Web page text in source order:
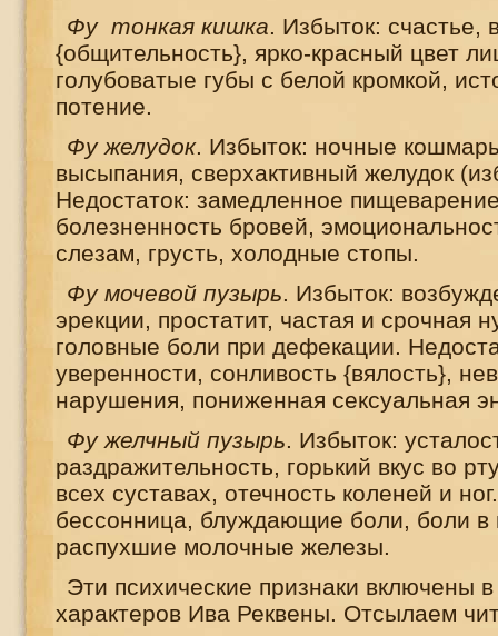
Фу тонкая кишка. Избыток: счастье,
{общительность}, ярко-красный цвет
голубоватые губы с белой кромкой,
потение.
Фу желудок. Избыток: ночные
высыпания, сверхактивный желудок
Недостаток: замедленное
болезненность бровей,
слезам, грусть, холодные стопы.
Фу мочевой пузырь. Избыток:
эрекции, простатит, частая и срочная
головные боли при дефекации.
уверенности, сонливость {вялость},
нарушения, пониженная сексуальная
Фу желчный пузырь. Избыток:
раздражительность, горький вкус во
всех суставах, отечность коленей и
бессонница, блуждающие боли, боли в
распухшие молочные железы.
Эти психические признаки включены
характеров Ива Реквены. Отсылаем